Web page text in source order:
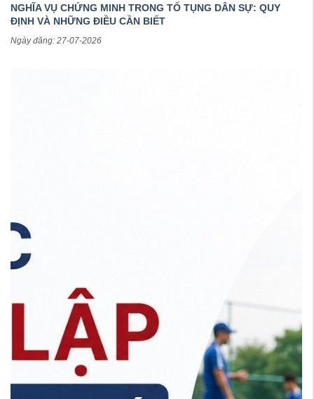
NGHĨA VỤ CHỨNG MINH TRONG TỐ TỤNG DÂN SỰ: QUY
ĐỊNH VÀ NHỮNG ĐIỀU CẦN BIẾT
Ngày đăng: 27-07-2026